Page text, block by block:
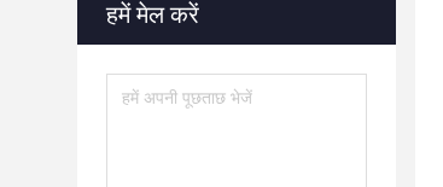
हमें मेल करें